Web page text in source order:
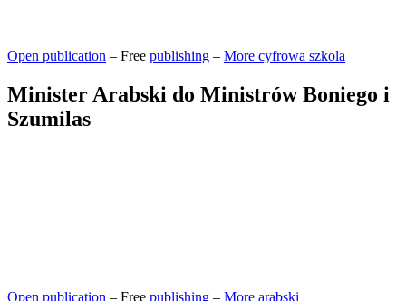
Open publication – Free publishing – More cyfrowa szkola
Minister Arabski do Ministrów Boniego i
Szumilas
Open publication – Free publishing – More arabski